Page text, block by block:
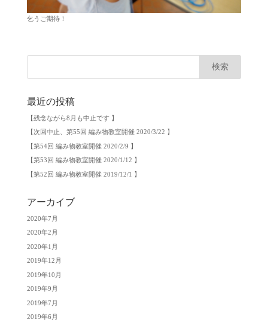
乞うご期待！
最近の投稿
【残念ながら8月も中止です 】
【次回中止、第55回 編み物教室開催 2020/3/22 】
【第54回 編み物教室開催 2020/2/9 】
【第53回 編み物教室開催 2020/1/12 】
【第52回 編み物教室開催 2019/12/1 】
アーカイブ
2020年7月
2020年2月
2020年1月
2019年12月
2019年10月
2019年9月
2019年7月
2019年6月